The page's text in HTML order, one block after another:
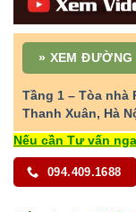
» XEM ĐƯỜNG
Tầng 1 – Tòa nhà
Thanh Xuân, Hà
Nếu cần Tư vấn
094.409.1688